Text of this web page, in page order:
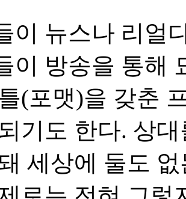
이 뉴스나 리얼
이 방송을 통해
(포맷)을 갖춘
기도 한다. 상
세상에 둘도